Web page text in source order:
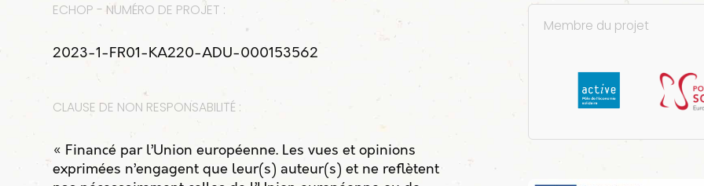
ECHOP - NUMÉRO DE PROJET :
2023-1-FR01-KA220-ADU-000153562
CLAUSE DE NON RESPONSABILITÉ :
« Financé par l’Union européenne. Les vues et opinions
exprimées n’engagent que leur(s) auteur(s) et ne reflètent
Membre du projet